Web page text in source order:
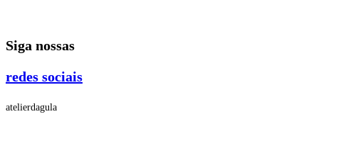
o
Siga nossas
redes sociais
atelierdagula